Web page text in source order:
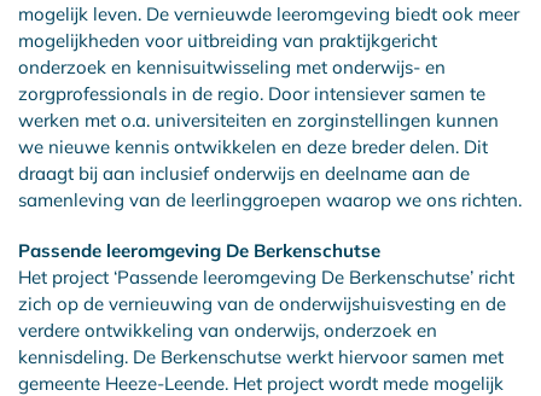
mogelijk leven. De vernieuwde leeromgeving biedt ook meer
mogelijkheden voor uitbreiding van praktijkgericht
onderzoek en kennisuitwisseling met onderwijs- en
zorgprofessionals in de regio. Door intensiever samen te
werken met o.a. universiteiten en zorginstellingen kunnen
we nieuwe kennis ontwikkelen en deze breder delen. Dit
draagt bij aan inclusief onderwijs en deelname aan de
samenleving van de leerlinggroepen waarop we ons richten.
Passende leeromgeving De Berkenschutse
Het project ‘Passende leeromgeving De Berkenschutse’ richt
zich op de vernieuwing van de onderwijshuisvesting en de
verdere ontwikkeling van onderwijs, onderzoek en
kennisdeling. De Berkenschutse werkt hiervoor samen met
gemeente Heeze-Leende. Het project wordt mede mogelijk